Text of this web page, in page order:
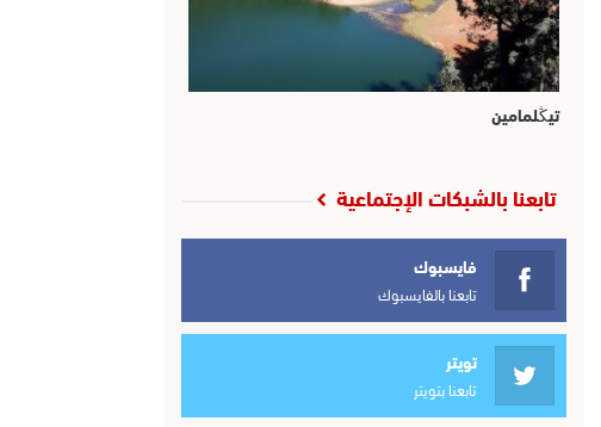
تيڭلمامين
تابعنا بالشبكات الإجتماعية
فايسبوك
تابعنا بالفايسبوك
تويتر
تابعنا بتويتر